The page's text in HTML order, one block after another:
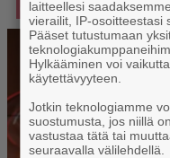
laitteellesi
vierailit, IP-osoitteestasi
Pääset tutustumaan
Hylkääminen voi
käytettävyyteen.
Jotkin teknologiamme
suostumusta, jos niillä
vastustaa tätä tai
seuraavalla välilehdellä.